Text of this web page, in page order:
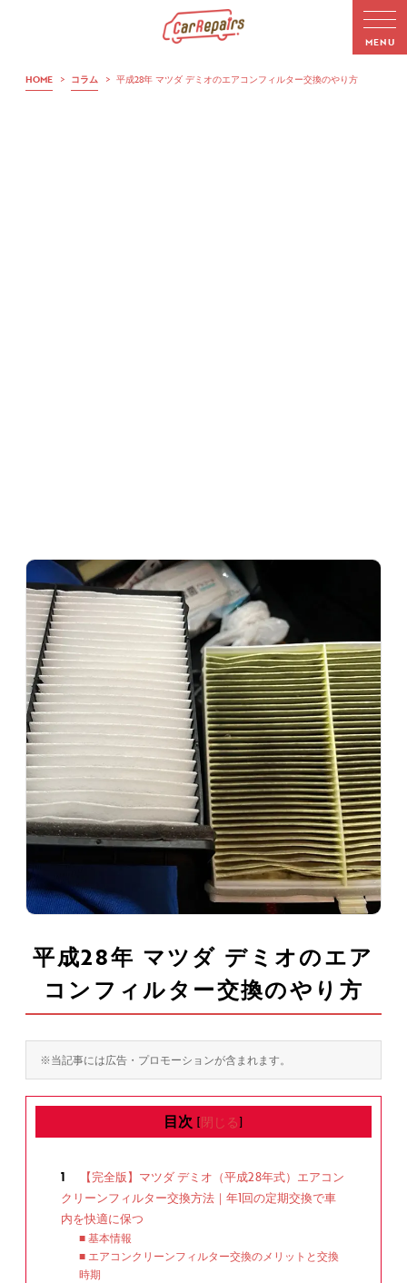
HOME > コラム > 平成28年 マツダ デミオのエアコンフィルター交換のやり方
平成28年 マツダ デミオのエア
コンフィルター交換のやり方
※当記事には広告・プロモーションが含まれます。
目次 [閉じる]
1
【完全版】マツダ デミオ（平成28年式）エアコン
クリーンフィルター交換方法｜年1回の定期交換で車
内を快適に保つ
■ 基本情報
■ エアコンクリーンフィルター交換のメリットと交換
時期